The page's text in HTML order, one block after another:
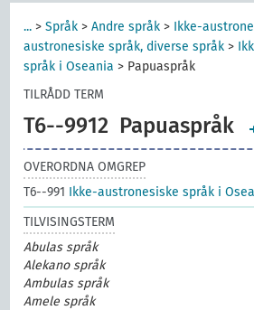
... >Språk >Andre språk > Ikke-
austronesiske språk, diverse språk >
språk i Oseania > Papuaspråk
TILRÅDD TERM
T6--9912 Papuaspråk
OVERORDNA OMGREP
T6--991 Ikke-austronesiske språk i
TILVISINGSTERM
Abulas språk
Alekano språk
Ambulas språk
Amele språk